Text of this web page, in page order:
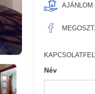
AJÁNLOM
Név